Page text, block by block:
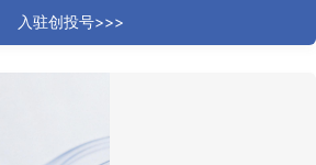
深耕内容，均有优质内容或爆款内容代表
的时代，提供精致化阅读体验，为信息降
入驻创投号>>>